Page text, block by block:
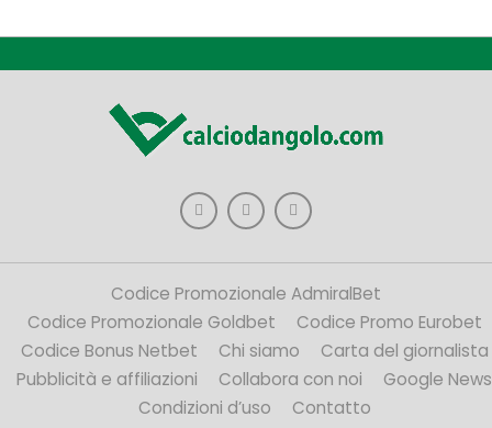
Codice Promozionale AdmiralBet
Codice Promozionale Goldbet
Codice Promo Eurobet
Codice Bonus Netbet
Chi siamo
Carta del giornalista
Pubblicità e affiliazioni
Collabora con noi
Google News
Condizioni d’uso
Contatto